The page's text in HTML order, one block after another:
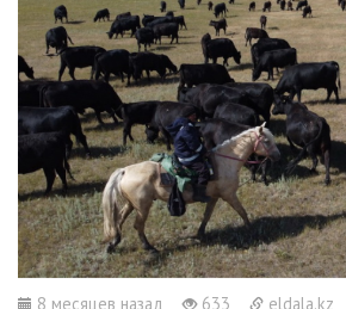
8 месяцев назад 633 eldala.kz